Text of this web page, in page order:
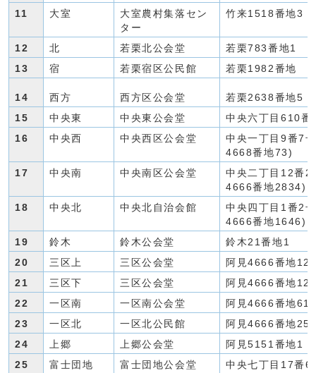
11
大室
大室農村集落セン
ター
竹来1518番地3
12 北 若栗北公会堂
若栗783番地1
13
宿 若栗宿区公民館 若栗1982番地
14 西方 西方区公会堂
若栗2638番地5
15
中央東 中央東公会堂
中央六丁目610番
16
中央西 中央西区公会堂
中央一丁目9番7
4668番地73)
17
中央南 中央南区公会堂
中央二丁目12番
4666番地2834)
18
中央北 中央北自治会館
中央四丁目1番2
4666番地1646)
19
鈴木 鈴木公会堂
鈴木21番地1
20
三区上 三区公会堂
阿見4666番地
21
三区下 三区公会堂
阿見4666番地
22
一区南 一区南公会堂
阿見4666番地
23
一区北 一区北公民館
阿見4666番地
24
上郷 上郷公会堂
阿見5151番地1
25
富士団地 富士団地公会堂
中央七丁目17番6